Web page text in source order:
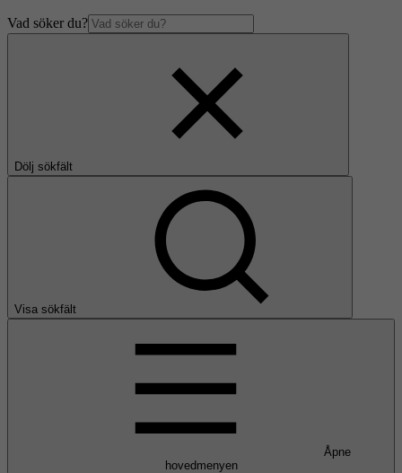
Vad söker du?
Dölj sökfält
Visa sökfält
Åpne
hovedmenyen